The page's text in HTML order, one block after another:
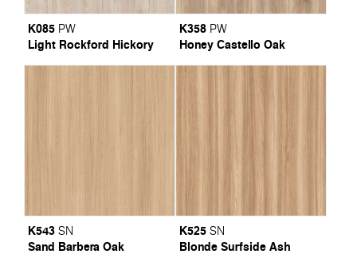
K085 PW
Light Rockford Hickory
K358 PW
Honey Castello Oak
K543 SN
Sand Barbera Oak
K525 SN
Blonde Surfside Ash